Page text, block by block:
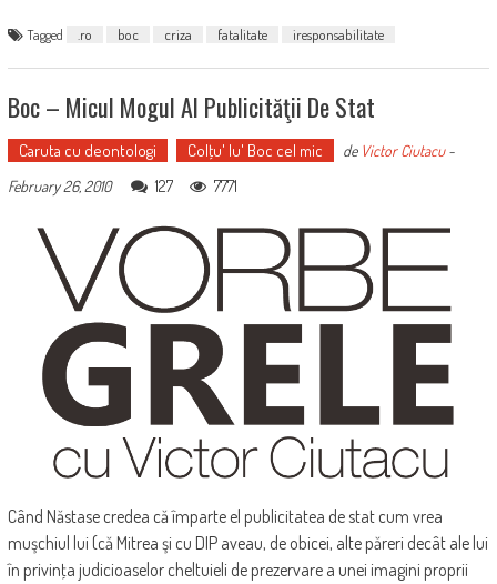
Tagged .ro boc criza fatalitate iresponsabilitate
Boc – Micul Mogul Al Publicităţii De Stat
Caruta cu deontologi Colţu' lu' Boc cel mic de Victor Ciutacu-
February 26, 2010
127 7771
Când Năstase credea că împarte el publicitatea de stat cum vrea
muşchiul lui (că Mitrea şi cu DIP aveau, de obicei, alte păreri decât ale lui
în privinţa judicioaselor cheltuieli de prezervare a unei imagini proprii